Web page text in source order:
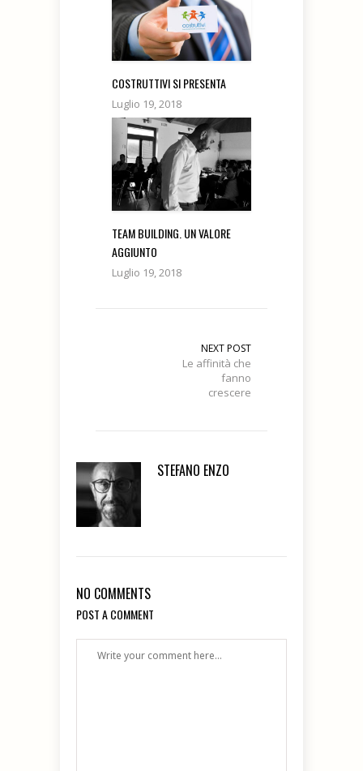
COSTRUTTIVI SI PRESENTA
Luglio 19, 2018
TEAM BUILDING. UN VALORE
AGGIUNTO
Luglio 19, 2018
NEXT POST
Le affinità che
fanno
crescere
STEFANO ENZO
NO COMMENTS
POST A COMMENT